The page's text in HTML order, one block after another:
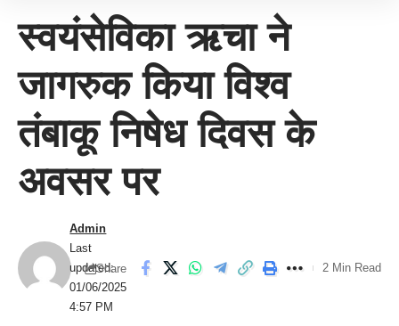
स्वयंसेविका ऋचा ने
जागरुक किया विश्व
तंबाकू निषेध दिवस के
अवसर पर
Last
updated:
01/06/2025
4:57 PM
Admin
Share 2 Min Read